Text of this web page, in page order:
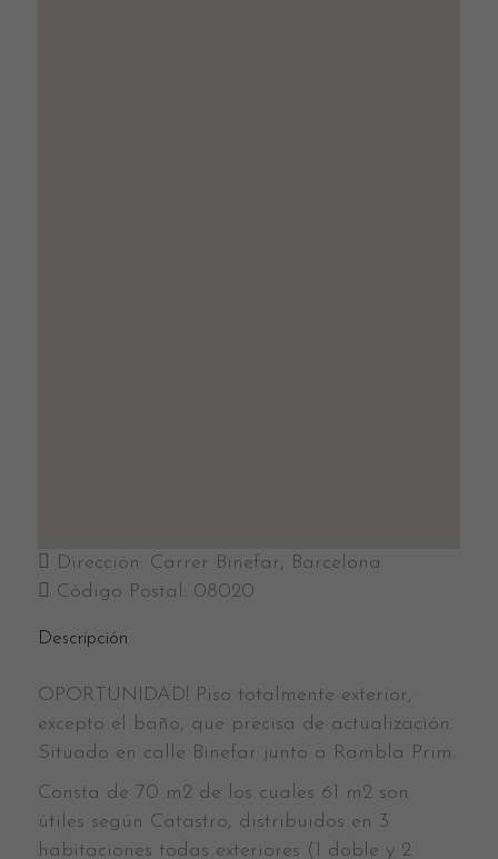
Dirección: Carrer Binefar, Barcelona
Código Postal: 08020
Descripción
OPORTUNIDAD! Piso totalmente exterior,
excepto el baño, que precisa de actualización.
Situado en calle Binefar junto a Rambla Prim.
Consta de 70 m2 de los cuales 61 m2 son
útiles según Catastro, distribuidos en 3
habitaciones todas exteriores (1 doble y 2